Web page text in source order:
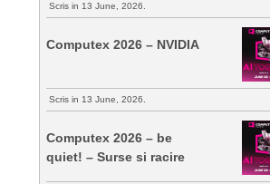
Scris in 13 June, 2026.
Computex 2026 – NVIDIA
Scris in 13 June, 2026.
Computex 2026 – be
quiet! – Surse si racire